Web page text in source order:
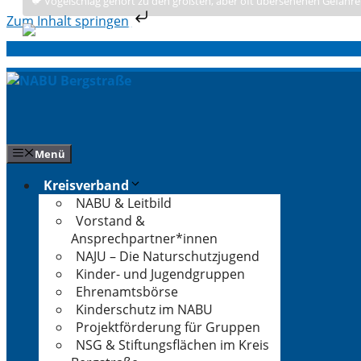
Zum Inhalt springen
Zum
Inhalt
springen
Menü
Kreisverband
NABU & Leitbild
Vorstand &
Ansprechpartner*innen
NAJU – Die Naturschutzjugend
Kinder- und Jugendgruppen
Ehrenamtsbörse
Kinderschutz im NABU
Projektförderung für Gruppen
NSG & Stiftungsflächen im Kreis